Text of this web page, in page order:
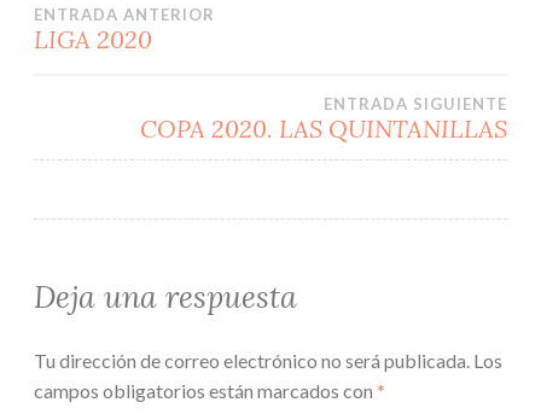
Navegación
entradas
ENTRADA ANTERIOR
LIGA 2020
ENTRADA SIGUIENTE
COPA 2020. LAS QUINTANILLAS
Deja una respuesta
Tu dirección de correo electrónico no será publicada. Los
campos obligatorios están marcados con *